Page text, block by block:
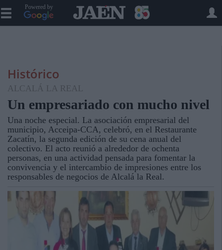
Powered by
Histórico
ALCALÁ LA REAL
Un empresariado con mucho nivel
Una noche especial. La asociación empresarial del
municipio, Acceipa-CCA, celebró, en el Restaurante
Zacatín, la segunda edición de su cena anual del
colectivo. El acto reunió a alrededor de ochenta
personas, en una actividad pensada para fomentar la
convivencia y el intercambio de impresiones entre los
responsables de negocios de Alcalá la Real.